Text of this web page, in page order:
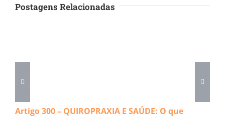
Postagens Relacionadas
Artigo 300 – QUIROPRAXIA E SAÚDE: O que